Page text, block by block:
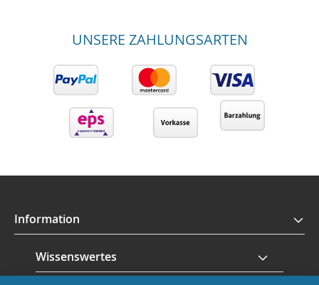
UNSERE ZAHLUNGSARTEN
Information
Wissenswertes